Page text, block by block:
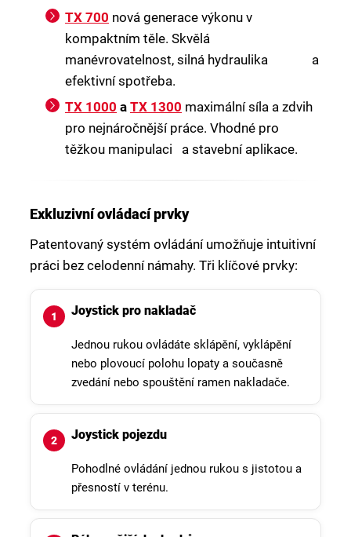
TX 700 nová generace výkonu v
kompaktním těle. Skvělá
manévrovatelnost, silná hydraulika a
efektivní spotřeba.
TX 1000 a TX 1300 maximální síla a zdvih
pro nejnáročnější práce. Vhodné pro
těžkou manipulaci a stavební aplikace.
Exkluzivní ovládací prvky
Patentovaný systém ovládání umožňuje intuitivní
práci bez celodenní námahy. Tři klíčové prvky:
Joystick pro nakladač
Jednou rukou ovládáte sklápění, vyklápění
nebo plovoucí polohu lopaty a současně
zvedání nebo spouštění ramen nakladače.
Joystick pojezdu
Pohodlné ovládání jednou rukou s jistotou a
přesností v terénu.